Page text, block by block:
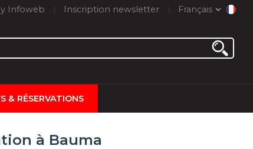
Infoweb Inscription newsletter Français
& RÉSERVATIONS
à Bauma